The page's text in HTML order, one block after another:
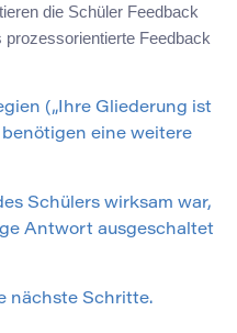
die Schüler Feedback
Feedback
(„Ihre Gliederung ist
eine weitere
Schülers wirksam war,
Antwort ausgeschaltet
nächste Schritte.